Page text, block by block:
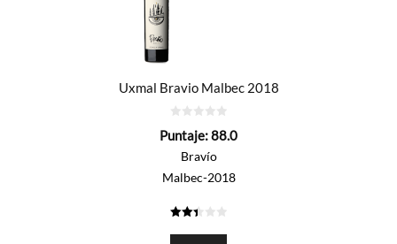
Uxmal Bravio Malbec 2018
de
Puntaje:88.0
Bravío
Malbec-2018
de 5